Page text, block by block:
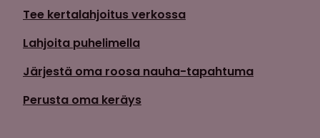
Tee kertalahjoitus verkossa
Lahjoita puhelimella
Järjestä oma roosa nauha-tapahtuma
Perusta oma keräys